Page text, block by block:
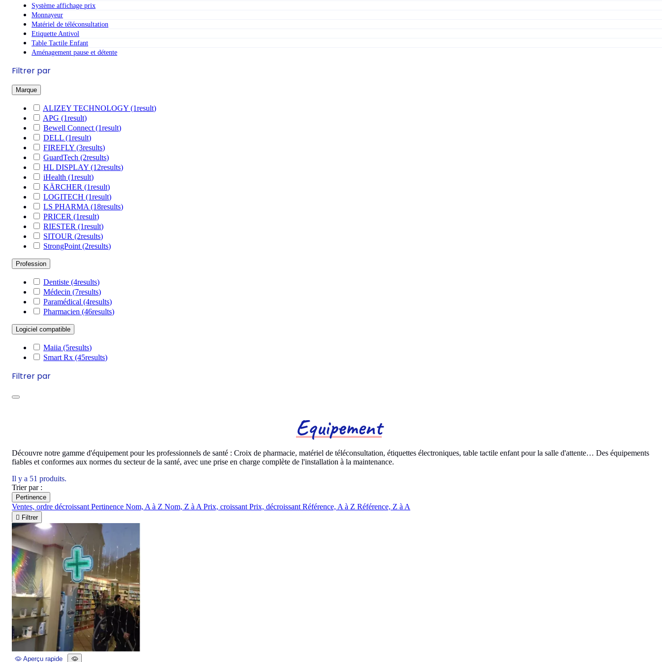
Système affichage prix
Monnayeur
Matériel de téléconsultation
Etiquette Antivol
Table Tactile Enfant
Aménagement pause et détente
Filtrer par
Marque
ALIZEY TECHNOLOGY (1result)
APG (1result)
Bewell Connect (1result)
DELL (1result)
FIREFLY (3results)
GuardTech (2results)
HL DISPLAY (12results)
iHealth (1result)
KÄRCHER (1result)
LOGITECH (1result)
LS PHARMA (18results)
PRICER (1result)
RIESTER (1result)
SITOUR (2results)
StrongPoint (2results)
Profession
Dentiste (4results)
Médecin (7results)
Paramédical (4results)
Pharmacien (46results)
Logiciel compatible
Maiia (5results)
Smart Rx (45results)
Filtrer par
Equipement
Découvre notre gamme d'équipement pour les professionnels de santé : Croix de pharmacie, matériel de téléconsultation, étiquettes électroniques, table tactile enfant pour la salle d'attente… Des équipements
fiables et conformes aux normes du secteur de la santé, avec une prise en charge complète de l'installation à la maintenance.
Il y a 51 produits.
Trier par :
Pertinence
Ventes, ordre décroissant Pertinence Nom, A à Z Nom, Z à A Prix, croissant Prix, décroissant Référence, A à Z Référence, Z à A
 Filtrer
Aperçu rapide